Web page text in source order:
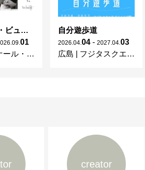
ベルナール・ビュフェと写真 ーカメラがとらえたビュフェとその時代、そして21 世紀へ
09 01
ュフェ美術館
自分遊歩道
2026 04 04 - 2027 04 03
広島
フジタスクエアまるくる大野
creator